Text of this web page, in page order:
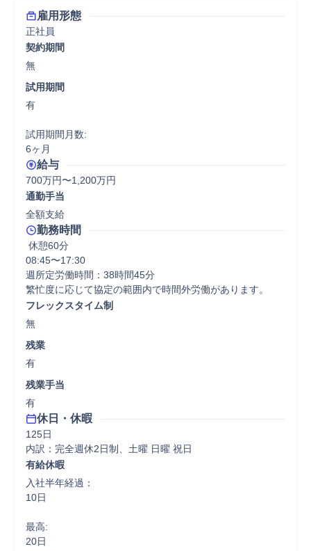
雇用形態
正社員
契約期間
無
試用期間
有
試用期間月数:
6ヶ月
給与
700万円〜1,200万円
通勤手当
全額支給
勤務時間
休憩60分
08:45〜17:30
週所定労働時間：38時間45分
繁忙度に応じて協定の範囲内で時間外労働があります。
フレックスタイム制
無
残業
有
残業手当
有
休日・休暇
125日
内訳：完全週休2日制、土曜 日曜 祝日
有給休暇
入社半年経過：
10日
最高:
20日